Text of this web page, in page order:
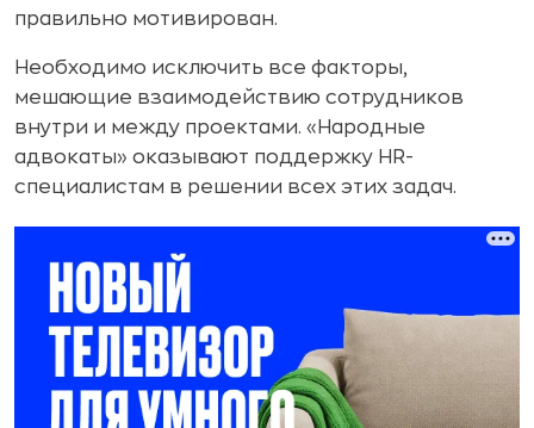
правильно мотивирован.
Необходимо исключить все факторы,
мешающие взаимодействию сотрудников
внутри и между проектами. «Народные
адвокаты» оказывают поддержку HR-
специалистам в решении всех этих задач.